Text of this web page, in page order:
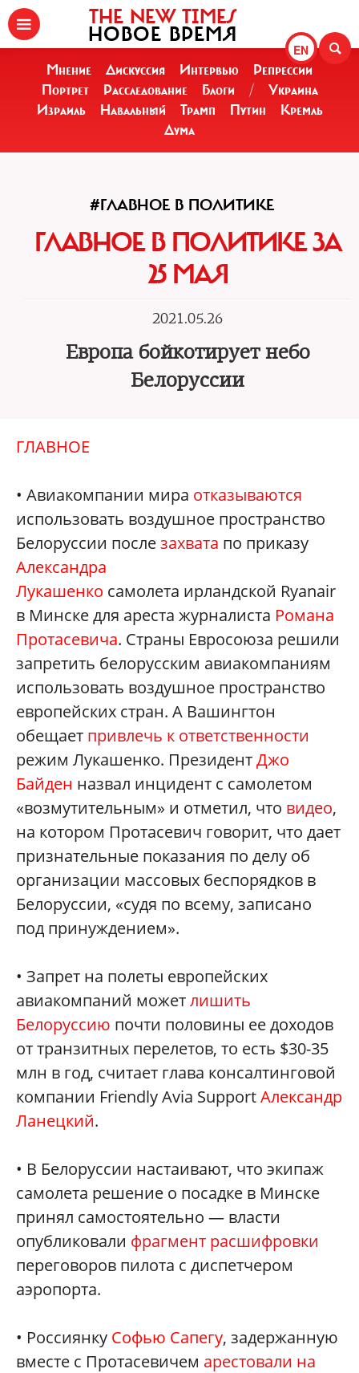
EN
THE NEW TIMES
НОВОЕ ВРЕМЯ
Мнение Дискуссия Интервью
Репрессии
Портрет
Расследование Блоги /
Украина
Израиль
Навальный Трамп Путин
Кремль
Дума
#ГЛАВНОЕ В ПОЛИТИКЕ
ГЛАВНОЕ В ПОЛИТИКЕ ЗА
25 МАЯ
2021.05.26
Европа бойкотирует небо
Белоруссии
ГЛАВНОЕ
• Авиакомпании мира отказываются
использовать воздушное пространство
Белоруссии послезахвата по приказу
Александра
Лукашенко самолета ирландской Ryanair
в Минске для ареста журналиста Романа
Протасевича. Страны Евросоюза решили
запретить белорусским авиакомпаниям
использовать воздушное пространство
европейских стран. А Вашингтон
обещает привлечь к ответственности
режим Лукашенко. ПрезидентДжо
Байден назвал инцидент с самолетом
«возмутительным» и отметил, что видео,
на котором Протасевич говорит, что дает
признательные показания по делу об
организации массовых беспорядков в
Белоруссии, «судя по всему, записано
под принуждением».
• Запрет на полеты европейских
авиакомпаний можетлишить
Белоруссию почти половины ее доходов
от транзитных перелетов, то есть $30-35
млн в год, считает глава консалтинговой
компании Friendly Avia SupportАлександр
Ланецкий.
• В Белоруссии настаивают, что экипаж
самолета решение о посадке в Минске
принял самостоятельно — власти
опубликовали фрагмент расшифровки
переговоров пилота с диспетчером
аэропорта.
• Россиянку Софью Сапегу, задержанную
вместе с Протасевичем арестовали на